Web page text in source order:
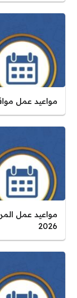
مواعيد عمل
مواعيد عمل
2026